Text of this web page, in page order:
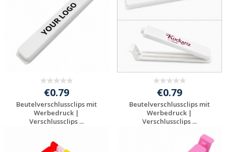
€0.79
Beutelverschlussclips mit
Werbedruck |
Verschlussclips ...
anfordern
€0.79
Beutelverschlussclips mit
Werbedruck |
Verschlussclips ...